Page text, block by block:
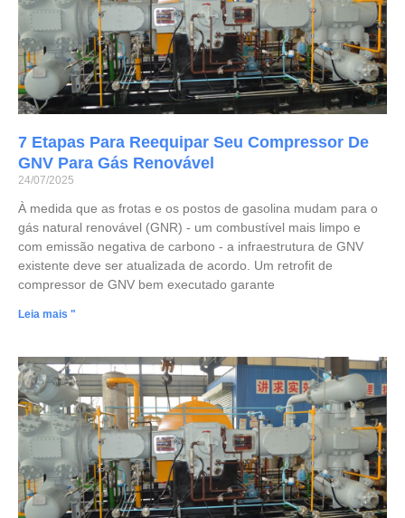
7 Etapas Para Reequipar Seu Compressor De
GNV Para Gás Renovável
24/07/2025
À medida que as frotas e os postos de gasolina mudam para o
gás natural renovável (GNR) - um combustível mais limpo e
com emissão negativa de carbono - a infraestrutura de GNV
existente deve ser atualizada de acordo. Um retrofit de
compressor de GNV bem executado garante
Leia mais "